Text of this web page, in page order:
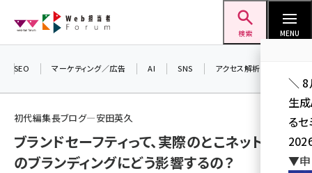
ン
検索 MENU
seo (3538)
SEO マーケティング／広告 AI SNS アクセス解析／データ分析
初代編集長ブログ―安田英久
ブランドセーフティって、実際のとこネット広告
のブランディングにどう影響するの？
＼ 8
生
る
▼申